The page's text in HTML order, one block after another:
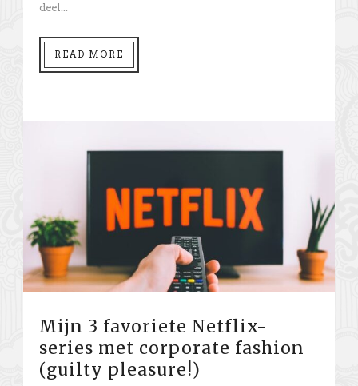
deel...
READ MORE
Mijn 3 favoriete Netflix-
series met corporate fashion
(guilty pleasure!)